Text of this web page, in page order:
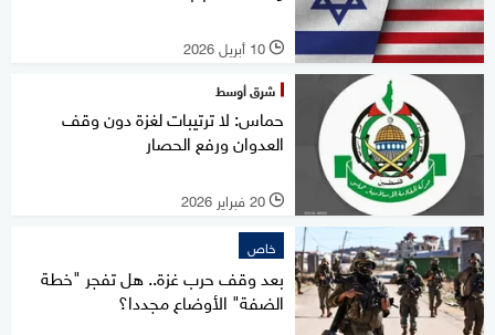
l 10 أبريل 2026
شرق أوسط
حماس: لا ترتيبات لغزة دون وقف
العدوان ورفع الحصار
l 20 فبراير 2026
خاص
بعد وقف حرب غزة.. هل تفجر "خطة
الضفة" الأوضاع مجددا؟